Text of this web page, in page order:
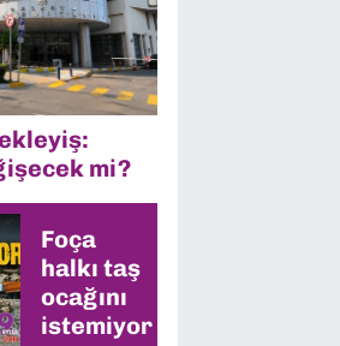
mi?
Foça
halkı taş
ocağını
istemiyor